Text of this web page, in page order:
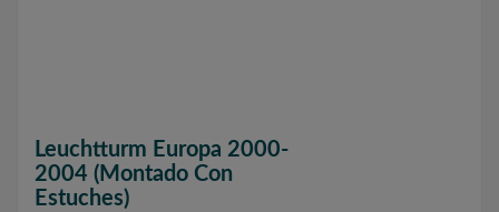
Leuchtturm Europa 2000-
2004 (montado Con
Estuches)